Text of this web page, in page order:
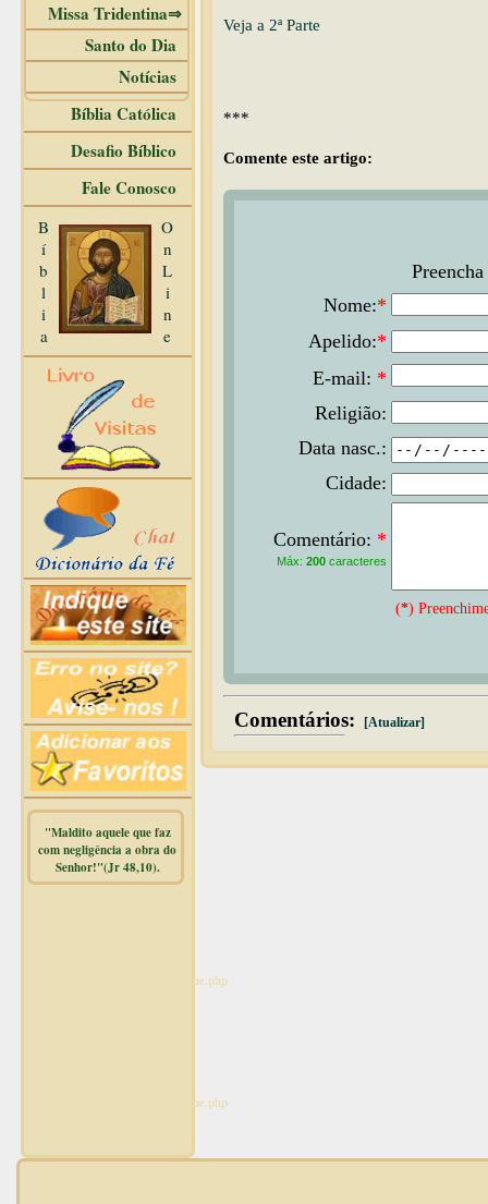
Missa Tridentina⇒
Santo do Dia
Notícias
Bíblia Católica
Desafio Bíblico
Fale Conosco
B
í
b
l
i
a
O
n
L
i
n
e
"Maldito aquele que faz
com negligência a obra do
Senhor!"(Jr 48,10).
/home/dicionar/public_html/online.php
/home/dicionar/public_html/online.php
Veja a 2ª Parte
***
Comente este artigo:
Nome:*
Apelido:*
E-mail: *
Religião:
Data nasc.:
Cidade:
Comentário: *
Máx: 200 caracteres
(*)
Comentários: [Atualizar]